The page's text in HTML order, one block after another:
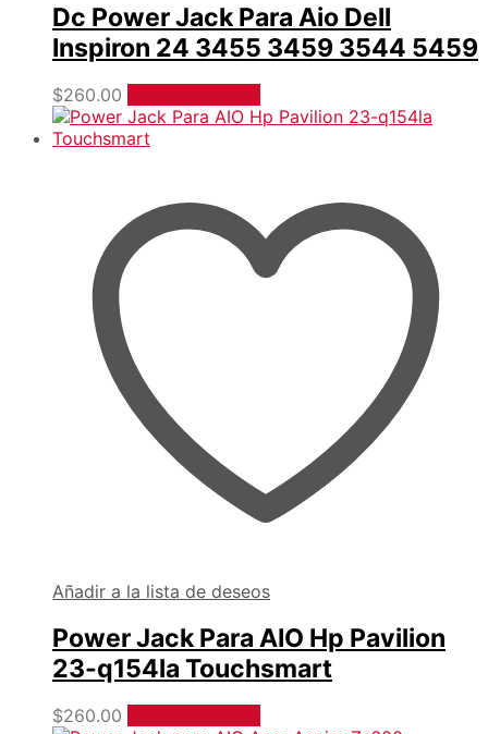
Dc Power Jack Para Aio Dell
Inspiron 24 3455 3459 3544 5459
$260.00
Añadir a la lista de deseos
Power Jack Para AIO Hp Pavilion
23-q154la Touchsmart
$260.00